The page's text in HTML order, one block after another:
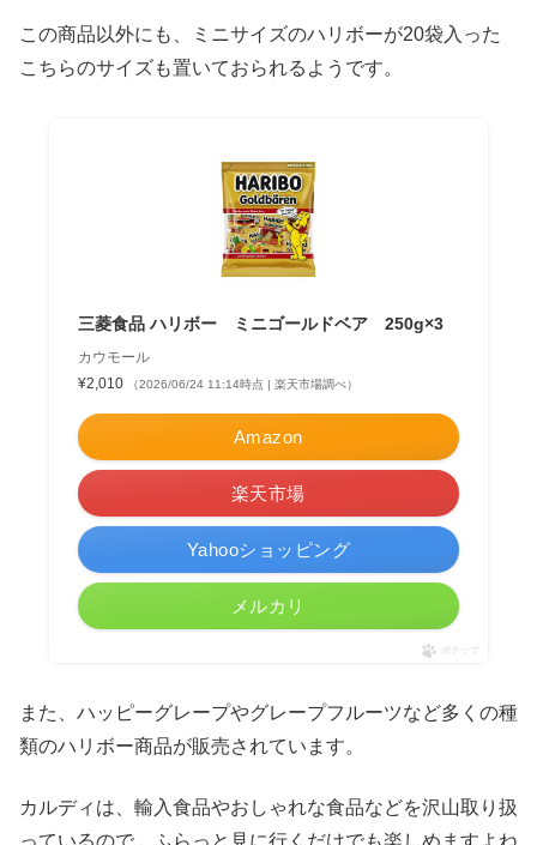
この商品以外にも、ミニサイズのハリボーが20袋入った
こちらのサイズも置いておられるようです。
三菱食品 ハリボー ミニゴールドベア 250g×3
カウモール
¥2,010
（2026/06/24 11:14時点 | 楽天市場調べ）
Amazon
楽天市場
Yahooショッピング
メルカリ
ポチップ
また、ハッピーグレープやグレープフルーツなど多くの種
類のハリボー商品が販売されています。
カルディは、輸入食品やおしゃれな食品などを沢山取り扱
っているので、ふらっと見に行くだけでも楽しめますよね